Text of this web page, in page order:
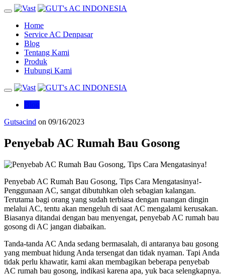
Home
Service AC Denpasar
Blog
Tentang Kami
Produk
Hubungi Kami
Gutsacind on 09/16/2023
Penyebab AC Rumah Bau Gosong
Penyebab AC Rumah Bau Gosong, Tips Cara Mengatasinya!-
Penggunaan AC, sangat dibutuhkan oleh sebagian kalangan.
Terutama bagi orang yang sudah terbiasa dengan ruangan dingin
melalui AC, tentu akan mengeluh di saat AC mengalami kerusakan.
Biasanya ditandai dengan bau menyengat, penyebab AC rumah bau
gosong di AC jangan diabaikan.
Tanda-tanda AC Anda sedang bermasalah, di antaranya bau gosong
yang membuat hidung Anda tersengat dan tidak nyaman. Tapi Anda
tidak perlu khawatir, kami akan membagikan beberapa penyebab
AC rumah bau gosong, indikasi karena apa, yuk baca selengkapnya.